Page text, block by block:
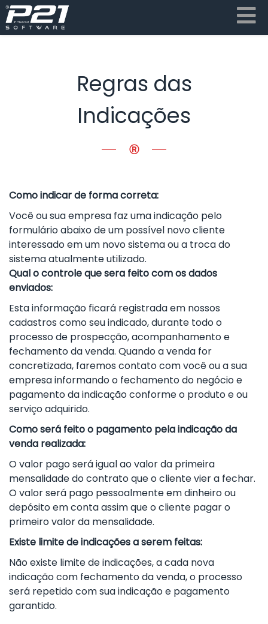
Regras das
Indicações
Como indicar de forma correta:
Você ou sua empresa faz uma indicação pelo
formulário abaixo de um possível novo cliente
interessado em um novo sistema ou a troca do
sistema atualmente utilizado.
Qual o controle que sera feito com os dados
enviados:
Esta informação ficará registrada em nossos
cadastros como seu indicado, durante todo o
processo de prospecção, acompanhamento e
fechamento da venda. Quando a venda for
concretizada, faremos contato com você ou a sua
empresa informando o fechamento do negócio e
pagamento da indicação conforme o produto e ou
serviço adquirido.
Como será feito o pagamento pela indicação da
venda realizada:
O valor pago será igual ao valor da primeira
mensalidade do contrato que o cliente vier a fechar.
O valor será pago pessoalmente em dinheiro ou
depósito em conta assim que o cliente pagar o
primeiro valor da mensalidade.
Existe limite de indicações a serem feitas:
Não existe limite de indicações, a cada nova
indicação com fechamento da venda, o processo
será repetido com sua indicação e pagamento
garantido.